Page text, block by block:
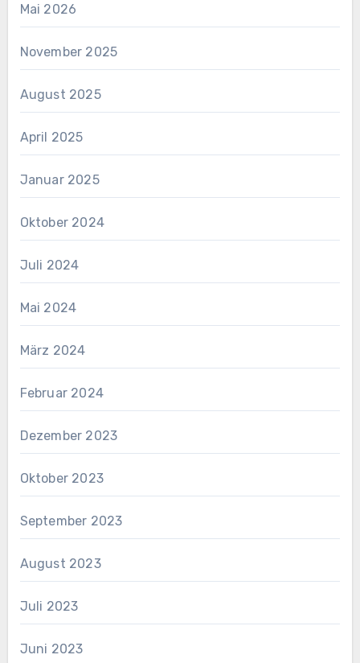
Mai 2026
November 2025
August 2025
April 2025
Januar 2025
Oktober 2024
Juli 2024
Mai 2024
März 2024
Februar 2024
Dezember 2023
Oktober 2023
September 2023
August 2023
Juli 2023
Juni 2023